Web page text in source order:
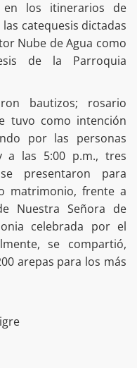
los itinerarios de
las catequesis dictadas
Nube de Agua como
de la Parroquia
bautizos; rosario
tuvo como intención
por las personas
a las 5:00 p.m., tres
presentaron para
matrimonio, frente a
Nuestra Señora de
celebrada por el
se compartió,
arepas para los más